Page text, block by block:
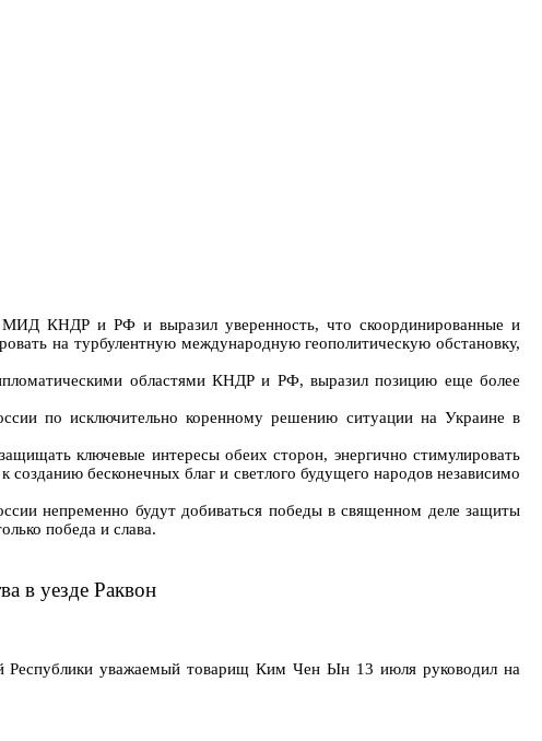
МИД КНДР и РФ и выразил уверенность, что скоординированные и
на турбулентную международную геополитическую обстановку,
областями КНДР и РФ, выразил позицию еще более
по исключительно коренному решению ситуации на Украине в
ключевые интересы обеих сторон, энергично стимулировать
бесконечных благ и светлого будущего народов независимо
непременно будут добиваться победы в священном деле защиты
победа и слава.
в уезде Раквон
Республики уважаемый товарищ Ким Чен Ын 13 июля руководил на